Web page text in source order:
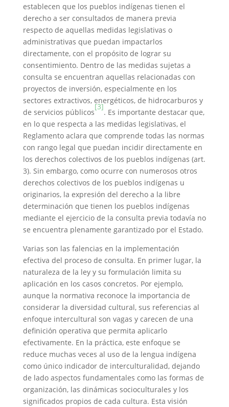
establecen que los pueblos indígenas tienen el
derecho a ser consultados de manera previa
respecto de aquellas medidas legislativas o
administrativas que puedan impactarlos
directamente, con el propósito de lograr su
consentimiento. Dentro de las medidas sujetas a
consulta se encuentran aquellas relacionadas con
proyectos de inversión, especialmente en los
sectores extractivos, energéticos, de hidrocarburos y
de servicios públicos
[3]
. Es importante destacar que,
en lo que respecta a las medidas legislativas, el
Reglamento aclara que comprende todas las normas
con rango legal que puedan incidir directamente en
los derechos colectivos de los pueblos indígenas (art.
3). Sin embargo, como ocurre con numerosos otros
derechos colectivos de los pueblos indígenas u
originarios, la expresión del derecho a la libre
determinación que tienen los pueblos indígenas
mediante el ejercicio de la consulta previa todavía no
se encuentra plenamente garantizado por el Estado.
Varias son las falencias en la implementación
efectiva del proceso de consulta. En primer lugar, la
naturaleza de la ley y su formulación limita su
aplicación en los casos concretos. Por ejemplo,
aunque la normativa reconoce la importancia de
considerar la diversidad cultural, sus referencias al
enfoque intercultural son vagas y carecen de una
definición operativa que permita aplicarlo
efectivamente. En la práctica, este enfoque se
reduce muchas veces al uso de la lengua indígena
como único indicador de interculturalidad, dejando
de lado aspectos fundamentales como las formas de
organización, las dinámicas socioculturales y los
significados propios de cada cultura. Esta visión